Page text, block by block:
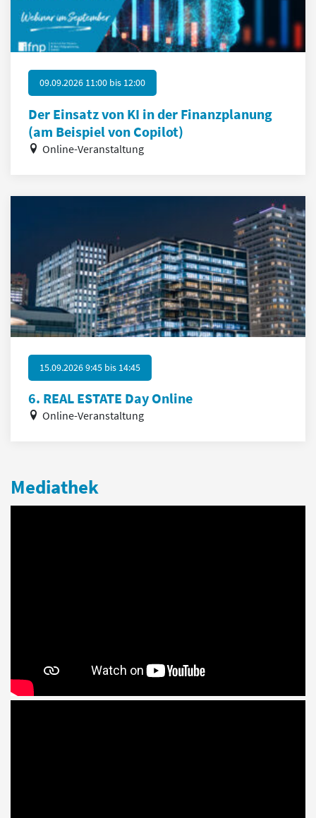
09.09.2026 11:00 bis 12:00
Der Einsatz von KI in der Finanzplanung
(am Beispiel von Copilot)
Online-Veranstaltung
15.09.2026 9:45 bis 14:45
6. REAL ESTATE Day Online
Online-Veranstaltung
Mediathek